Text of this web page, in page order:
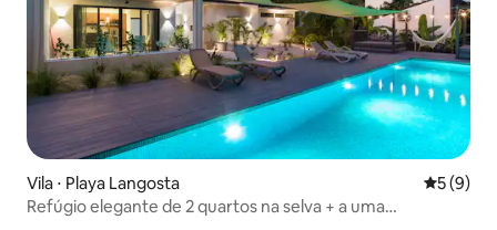
Vila ⋅ Playa Langosta 5 de
5 (9)
Refúgio elegante de 2 quartos na selva + a uma